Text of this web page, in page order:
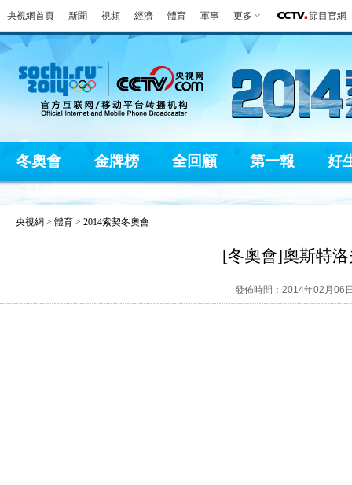
央視網首頁 新聞 視頻 經濟 體育 軍事 更多 節目官網
冬奧會 金牌榜 全回顧 第一報 好
央視網 > 體育 > 2014索契冬奧會
[冬奧會]奧斯特
發佈時間：2014年02月06